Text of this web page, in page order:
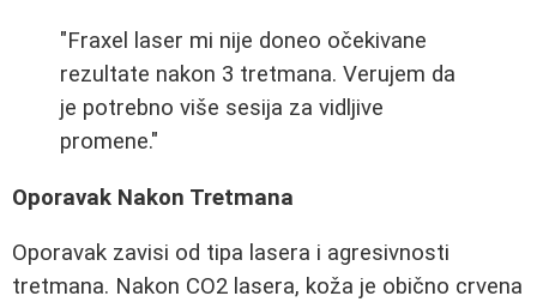
"Fraxel laser mi nije doneo očekivane
rezultate nakon 3 tretmana. Verujem da
je potrebno više sesija za vidljive
promene."
Oporavak Nakon Tretmana
Oporavak zavisi od tipa lasera i agresivnosti
tretmana. Nakon CO2 lasera, koža je obično crvena